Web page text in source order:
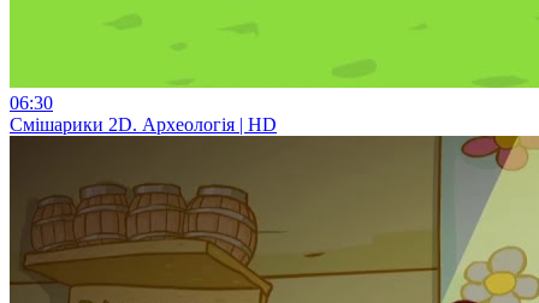
06:30
Смiшарики 2D. Археологія | HD